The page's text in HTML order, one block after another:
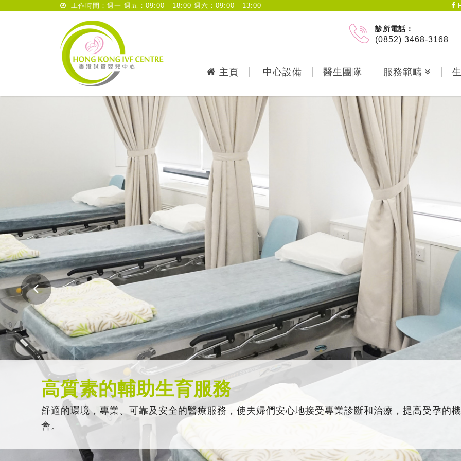
工作時間：週一-週五：09:00 - 18:00 週六：09:00 - 13:00
診所電話：
(0852) 3468-3168
主頁 中心設備 醫生團隊 服務範疇
高質素的輔助生育服務
舒適的環境，專業、可靠及安全的醫療服務，使夫婦們安心地接受專業診斷和治療，提高受孕的機
會。